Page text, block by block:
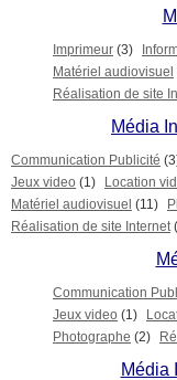
Imprimeur (3)
Matériel audiovisuel
Réalisation de site
Média
Communication Publicité
Jeux video (1) Location
Matériel audiovisuel (11)
Réalisation de site Internet
Communication
Jeux video (1)
Photographe (2)
Média